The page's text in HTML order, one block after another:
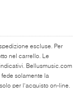
escluse. Per
nel carrello. Le
Bellusmusic.com
solamente la
per l'acquisto on-line.